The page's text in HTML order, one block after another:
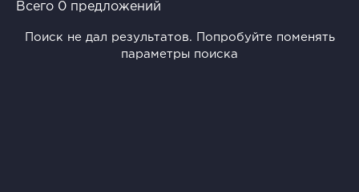
Всего 0 предложений
Поиск не дал результатов. Попробуйте поменять
параметры поиска